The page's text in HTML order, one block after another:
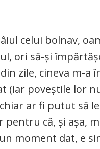
celui bolnav,
ori să-și
zile, cineva m-a
(iar poveștile lor
ar fi putut să le
pentru că, și
moment dat, e